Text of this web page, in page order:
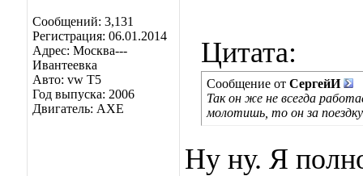
Сообщений: 3,131
Регистрация: 06.01.2014
Адрес: Москва---
Ивантеевка
Авто: vw T5
Год выпуска: 2006
Двигатель: AXE
Цитата:
Сообщение от СергейИ
Так он же не всегда
молотишь, то он за
Ну ну. Я